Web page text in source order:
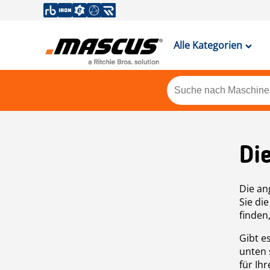
Alle Kategorien
Die
Sie
Gibt
unten
für